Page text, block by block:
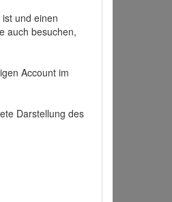
und einen
auch besuchen,
Account im
Darstellung des